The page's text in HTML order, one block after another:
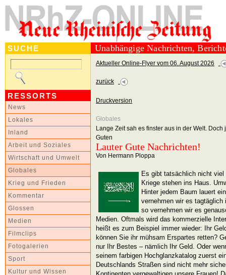
SUCHE
RESSORTS
News
Lokales
Inland
Arbeit und Soziales
Wirtschaft und Umwelt
Globales
Krieg und Frieden
Kommentar
Glossen
Medien
Filmclips
Fotogalerien
Sport
Kultur und Wissen
Unabhängige Nachrichten,
Aktueller Online-Flyer vom 06. August 2026
zurück
Druckversion
Globales
Lange Zeit sah es finster aus in der Welt.
Guten
Lauter Gute Nachrichten!
Von Hermann Ploppa
Es gibt tatsächlich nicht
Kriege stehen ins Haus.
Hinter jedem Baum lauert
vernehmen wir es tagtäglich
so vernehmen wir es
Medien. Oftmals wird das kommerzielle
heißt es zum Beispiel immer wieder: Ihr
können Sie ihr mühsam Erspartes retten?
nur Ihr Bestes – nämlich Ihr Geld. Oder
seinem farbigen Hochglanzkatalog zuerst
Deutschlands Straßen sind nicht mehr